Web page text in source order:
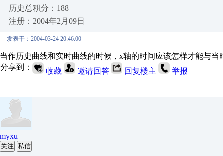
历史总积分：188
注册：2004年2月09日
发表于：2004-03-24 20:46:00
当作历史曲线和实时曲线的时候，x轴的时间应该怎样才能与当
分享到：
收藏 邀请回答 回复楼主 举报
myxu
关注 私信